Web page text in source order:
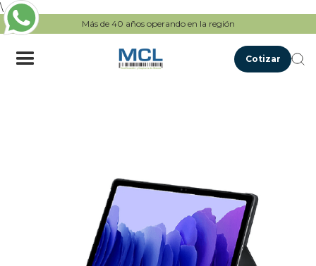
\
Más de 40 años operando en la región
Cotizar